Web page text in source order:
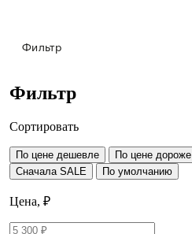
Фильтр
Фильтр
Сортировать
По цене дешевле По цене дороже
Сначала SALE
По умолчанию
Цена, ₽